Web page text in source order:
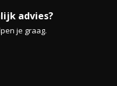
advies?
je graag.